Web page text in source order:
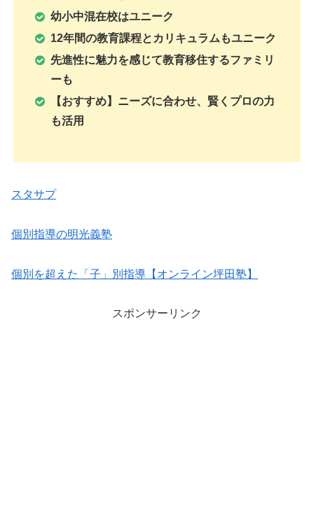
幼小中混在校はユニーク
12年間の教育課程とカリキュラムもユニーク
先進性に魅力を感じて教育移住するファミリ
ーも
【おすすめ】ニーズに合わせ、賢くプロの力
も活用
スタサプ
個別指導の明光義塾
個別を超えた「子」別指導【オンライン坪田塾】
スポンサーリンク